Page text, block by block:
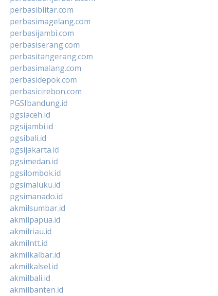
perbasiblitar.com
perbasimagelang.com
perbasijambi.com
perbasiserang.com
perbasitangerang.com
perbasimalang.com
perbasidepok.com
perbasicirebon.com
PGSIbandung.id
pgsiaceh.id
pgsijambi.id
pgsibali.id
pgsijakarta.id
pgsimedan.id
pgsilombok.id
pgsimaluku.id
pgsimanado.id
akmilsumbar.id
akmilpapua.id
akmilriau.id
akmilntt.id
akmilkalbar.id
akmilkalsel.id
akmilbali.id
akmilbanten.id